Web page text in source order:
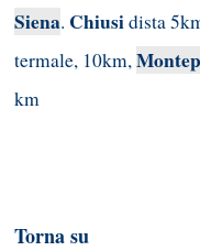
Siena. Chiusidista
termale, 10km,
km
Torna su